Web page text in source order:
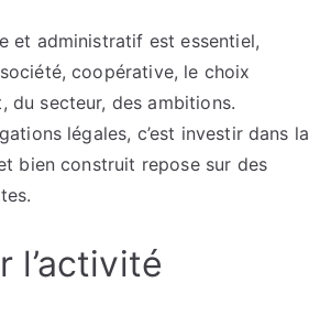
et administratif est essentiel,
coopérative, le choix
du secteur, des ambitions.
légales, c’est investir dans la
bien construit repose sur des
l’activité